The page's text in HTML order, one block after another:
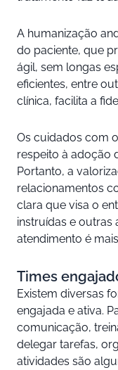
A humanização
do paciente, que
ágil, sem longas
eficientes, entre
clínica, facilita a
Os cuidados com
respeito à adoção
Portanto, a
relacionamentos
clara que visa o
instruídas e outras
atendimento é
Times
Existem diversas
engajada e ativa.
comunicação,
delegar tarefas,
atividades são